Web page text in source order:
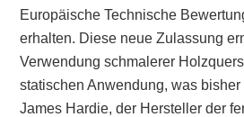
Europäische Technische
erhalten. Diese neue Zulassung
Verwendung schmalerer
statischen Anwendung, was
James Hardie, der Hersteller der